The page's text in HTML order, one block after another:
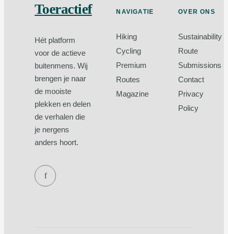
Toeractief
Hét platform
voor de actieve
buitenmens. Wij
brengen je naar
de mooiste
plekken en delen
de verhalen die
je nergens
anders hoort.
f
NAVIGATIE
Hiking
Cycling
Premium
Routes
Magazine
OVER ONS
Sustainability
Route
Submissions
Contact
Privacy
Policy